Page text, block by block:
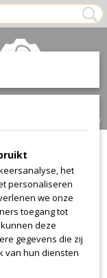
(0)
het
personaliseren
we onze
toegang tot
deze
gegevens die zij
van hun diensten